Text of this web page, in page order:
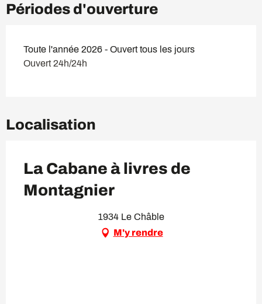
Périodes d'ouverture
Toute l'année 2026 - Ouvert tous les jours
Ouvert 24h/24h
Localisation
La Cabane à livres de
Montagnier
1934 Le Châble
M'y rendre